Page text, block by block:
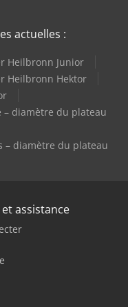
actuelles :
Heilbronn Junior
Heilbronn Hektor
– diamètre du plateau
– diamètre du plateau
assistance